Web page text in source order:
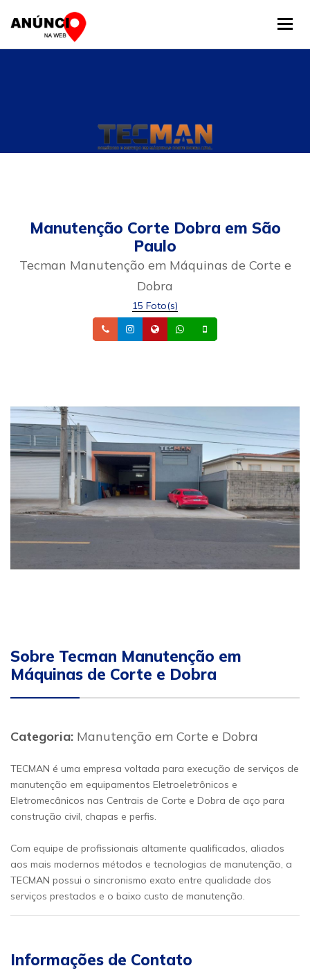
Manutenção Corte Dobra em São
Paulo
Tecman Manutenção em Máquinas de Corte e
Dobra
15 Foto(s)
TelefoneInstagram
Site Whatsapp
Sobre Tecman Manutenção em
Máquinas de Corte e Dobra
Categoria: Manutenção em Corte e Dobra
TECMAN é uma empresa voltada para execução de serviços de
manutenção em equipamentos Eletroeletrônicos e
Eletromecânicos nas Centrais de Corte e Dobra de aço para
construção civil, chapas e perfis.
Com equipe de profissionais altamente qualificados, aliados
aos mais modernos métodos e tecnologias de manutenção, a
TECMAN possui o sincronismo exato entre qualidade dos
serviços prestados e o baixo custo de manutenção.
Informações de Contato